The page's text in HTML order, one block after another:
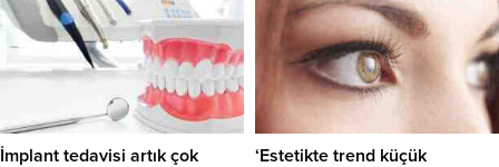
bölümünden eklenebilir. Özet
eklenmişse başlık altında kalın
olarak bu şekilde gösterilir,
eklenmemişse bu alan boş kalır.
eklenmişse başlık altında kalın
olarak bu şekilde gösterilir,
eklenmemişse bu alan boş kalır.
İmplant tedavisi artık çok
‘Estetikte trend küçük